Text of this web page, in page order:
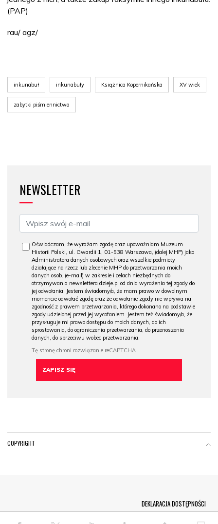
(PAP)
rau/ agz/
inkunabuł inkunabuły Książnica Kopernikańska XV wiek
zabytki piśmiennictwa
NEWSLETTER
Oświadczam, że wyrażam zgodę oraz upoważniam Muzeum
Historii Polski, ul. Gwardii 1, 01-538 Warszawa, (dalej MHP) jako
Administratora danych osobowych oraz wszelkie podmioty
działające na rzecz lub zlecenie MHP do przetwarzania moich
danych osob. (e-mail) w zakresie i celach niezbędnych do
otrzymywania newslettera dzieje.pl od dnia wyrażenia tej zgody do
jej odwołania. Jestem świadomy/a, że mam prawo w dowolnym
momencie odwołać zgodę oraz że odwołanie zgody nie wpływa na
zgodność z prawem przetwarzania, którego dokonano na podstawie
zgody udzielonej przed jej wycofaniem. Jestem też świadomy/a, że
przysługuje mi prawo dostępu do moich danych, do ich
sprostowania, do ograniczenia przetwarzania, do przenoszenia
danych, do sprzeciwu wobec przetwarzania.
COPYRIGHT
DEKLARACJA DOSTĘPNOŚCI